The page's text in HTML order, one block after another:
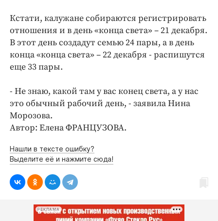
Блоги
Издания
Медиаперсона
Интересное чтиво
Клиника года
Бренд года
Работодатель года
Кстати, калужане собираются регистрировать
отношения и в день «конца света» – 21 декабря.
В этот день создадут семью 24 пары, а в день
конца «конца света» – 22 декабря - распишутся
еще 33 пары.
- Не знаю, какой там у вас конец света, а у нас
это обычный рабочий день, - заявила Нина
Морозова.
Автор: Елена ФРАНЦУЗОВА.
Нашли в тексте ошибку?
Выделите её и нажмите сюда!
РЕКЛАМА